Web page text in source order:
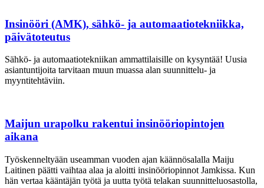
Insinööri (AMK), sähkö- ja automaatiotekniikka,
päivätoteutus
Sähkö- ja automaatiotekniikan ammattilaisille on kysyntää! Uusia
asiantuntijoita tarvitaan muun muassa alan suunnittelu- ja
myyntitehtäviin.
Maijun urapolku rakentui insinööriopintojen
aikana
Työskenneltyään useamman vuoden ajan käännösalalla Maiju
Laitinen päätti vaihtaa alaa ja aloitti insinööriopinnot Jamkissa. Kun
hän vertaa kääntäjän työtä ja uutta työtä telakan suunnitteluosastolla,